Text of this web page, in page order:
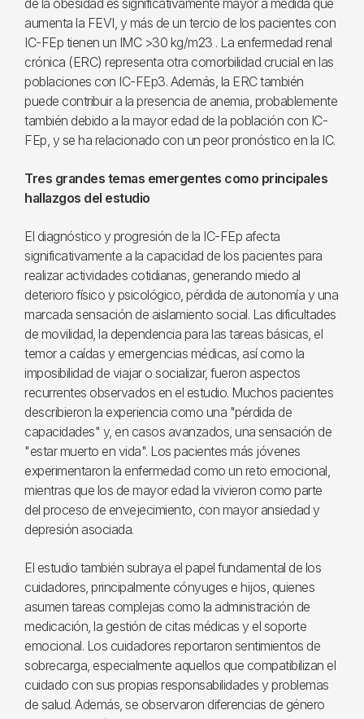
de la obesidad es significativamente mayor a medida que
aumenta la FEVI, y más de un tercio de los pacientes con
IC-FEp tienen un IMC >30 kg/m23 . La enfermedad renal
crónica (ERC) representa otra comorbilidad crucial en las
poblaciones con IC-FEp3. Además, la ERC también
puede contribuir a la presencia de anemia, probablemente
también debido a la mayor edad de la población con IC-
FEp, y se ha relacionado con un peor pronóstico en la IC.
Tres grandes temas emergentes como principales
hallazgos del estudio
El diagnóstico y progresión de la IC-FEp afecta
significativamente a la capacidad de los pacientes para
realizar actividades cotidianas, generando miedo al
deterioro físico y psicológico, pérdida de autonomía y una
marcada sensación de aislamiento social. Las dificultades
de movilidad, la dependencia para las tareas básicas, el
temor a caídas y emergencias médicas, así como la
imposibilidad de viajar o socializar, fueron aspectos
recurrentes observados en el estudio. Muchos pacientes
describieron la experiencia como una "pérdida de
capacidades" y, en casos avanzados, una sensación de
"estar muerto en vida". Los pacientes más jóvenes
experimentaron la enfermedad como un reto emocional,
mientras que los de mayor edad la vivieron como parte
del proceso de envejecimiento, con mayor ansiedad y
depresión asociada.
El estudio también subraya el papel fundamental de los
cuidadores, principalmente cónyuges e hijos, quienes
asumen tareas complejas como la administración de
medicación, la gestión de citas médicas y el soporte
emocional. Los cuidadores reportaron sentimientos de
sobrecarga, especialmente aquellos que compatibilizan el
cuidado con sus propias responsabilidades y problemas
de salud. Además, se observaron diferencias de género